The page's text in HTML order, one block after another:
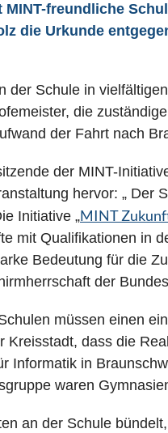
freundliche
die Urkunde
der Schule in
die
der Fahrt nach
der MINT-
hervor: „ Der
Initiative „MINT
mit Qualifikationen in
Bedeutung für die
der
müssen einen
Kreisstadt, dass die
Informatik in
waren
an der Schule